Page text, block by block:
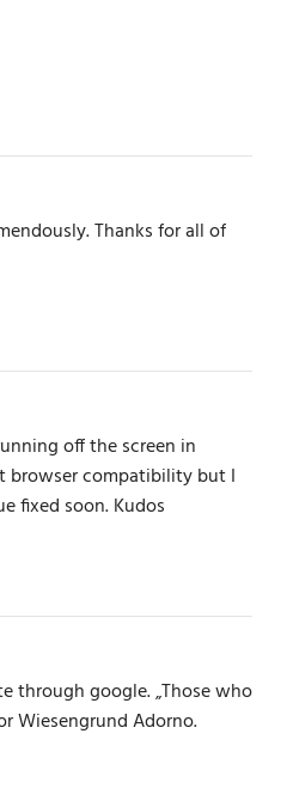
Thanks for all of
off the screen in
browser compatibility but I
fixed soon. Kudos
through google. „Those who
Wiesengrund Adorno.